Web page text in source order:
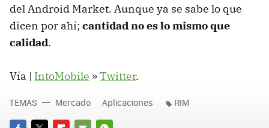
del Android Market. Aunque ya se sabe lo que
dicen por ahí; cantidad no es lo mismo que
calidad.
Vía | IntoMobile »Twitter.
TEMAS Mercado Aplicaciones RIM